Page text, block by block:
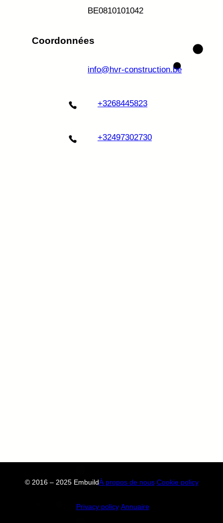
BE0810101042
Coordonnées
info@hvr-construction.be
+3268445823
+32497302730
© 2016 – 2025 EmbuildÀ propos de nous Cookie policy
Privacy policy Annuaire